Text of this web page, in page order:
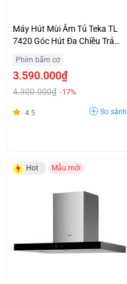
Máy Hút Mùi Âm Tủ Teka TL
7420 Góc Hút Đa Chiều Trả
Phím bấm cơ
3.590.000₫
4.300.000₫ -17%
4.5 So sánh
Hot Mẫu mới